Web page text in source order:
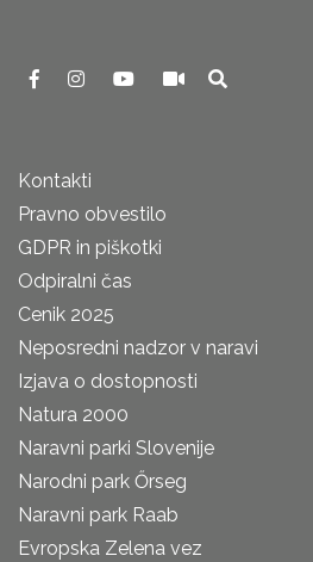
Kontakti
Pravno obvestilo
GDPR in piškotki
Odpiralni čas
Cenik 2025
Neposredni nadzor v naravi
Izjava o dostopnosti
Natura 2000
Naravni parki Slovenije
Narodni park Őrseg
Naravni park Raab
Evropska Zelena vez